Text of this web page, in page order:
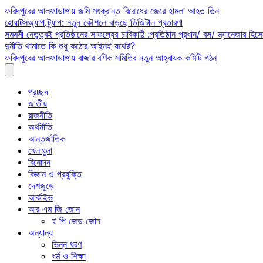
Skip
to
content
ফরিদপুরের আলফাডাঙ্গায় জমি সংক্রান্ত বিরোধের জেরে হামলা আহত তিন
হোয়াটসঅ্যাপ ট্র্যাপ: নতুন কৌশলে বাড়ছে ডিজিটাল প্রতারণা
সমমর্মী নেতৃত্বই প্রতিষ্ঠানের সাফল্যের চাবিকাঠি :প্রতিষ্ঠান প্রধান/ বস/ ম্যানেজার
দুর্নীতি থামাতে কি শুধু কঠোর আইনই যথেষ্ট?
ফরিদপুরের আলফাডাঙ্গায় বাজার বণিক সমিতির নতুন আহ্বায়ক কমিটি গঠন
প্রচ্ছদ
জাতীয়
রাজনীতি
অর্থনীতি
আন্তর্জাতিক
খেলাধুলা
বিনোদন
বিজ্ঞান ও প্রযুক্তি
দেশজুড়ে
আর্কাইভ
আর এম জি জোন
ই পি জেড জোন
অন্যান্য
ভিন্ন ধরণ
ধর্ম ও শিক্ষা